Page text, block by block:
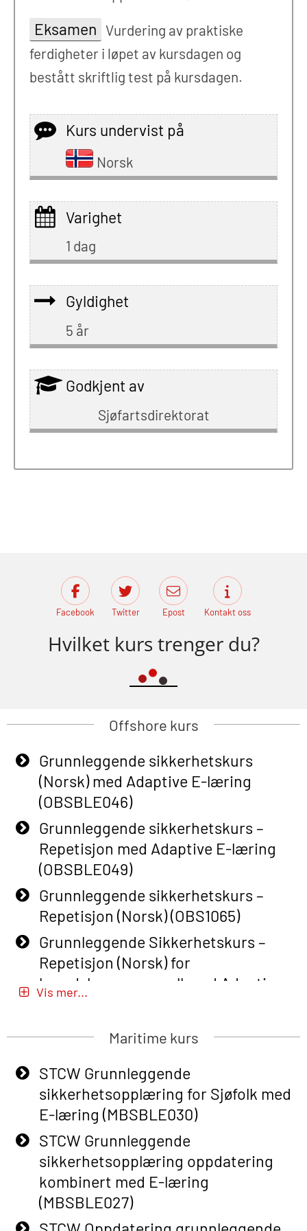
Eksamen Vurdering av praktiske
ferdigheter i løpet av kursdagen og
bestått skriftlig test på kursdagen.
Kurs undervist på
Norsk
Varighet
1 dag
Gyldighet
5 år
Godkjent av
Sjøfartsdirektorat
Facebook Twitter Epost Kontakt oss
Hvilket kurs trenger du?
Offshore kurs
Grunnleggende sikkerhetskurs
(Norsk) med Adaptive E-læring
(OBSBLE046)
Grunnleggende sikkerhetskurs –
Repetisjon med Adaptive E-læring
(OBSBLE049)
Grunnleggende sikkerhetskurs –
Repetisjon (Norsk) (OBS1065)
Grunnleggende Sikkerhetskurs –
Repetisjon (Norsk) for
beredskapspersonell med Adaptive
E-læring (OBSBLE051)
Basic Safety Training (English) – with
Adaptive E-learning (OBSBLE047)
Basic Safety Training – Refresher
Course (English) with E-learning
(OBSBLE048)
Basic Safety Training – Refresher
Course (English) (OBS1063)
Basic Safety Training – Refresher
Course (English) for emergency
Vis mer...
Maritime kurs
STCW Grunnleggende
sikkerhetsopplæring for Sjøfolk med
E-læring (MBSBLE030)
STCW Grunnleggende
sikkerhetsopplæring oppdatering
kombinert med E-læring
(MBSBLE027)